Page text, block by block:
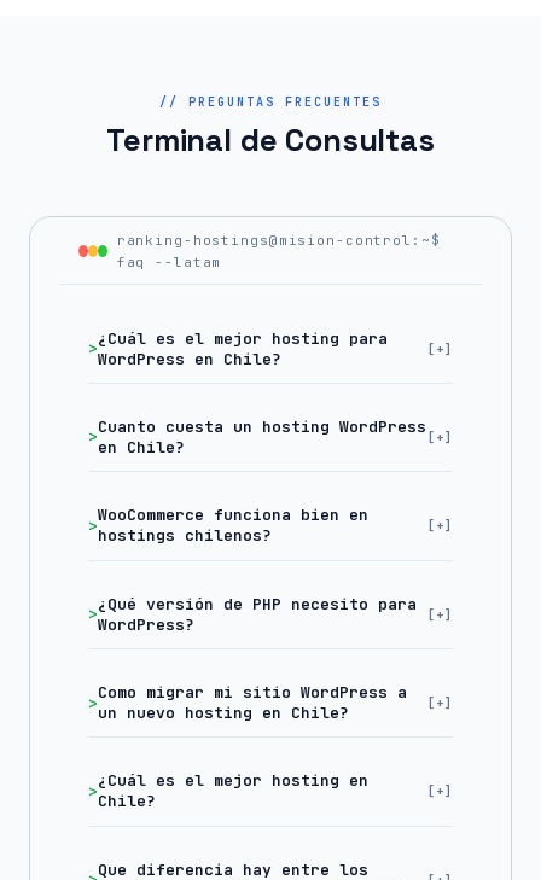
// PREGUNTAS FRECUENTES
Terminal de Consultas
ranking-hostings@mision-control:~$
faq --latam
¿Cuál es el mejor hosting para
WordPress en Chile?
Cuanto cuesta un hosting WordPress
en Chile?
WooCommerce funciona bien en
hostings chilenos?
¿Qué versión de PHP necesito para
WordPress?
Como migrar mi sitio WordPress a
un nuevo hosting en Chile?
¿Cuál es el mejor hosting en
Chile?
Que diferencia hay entre los